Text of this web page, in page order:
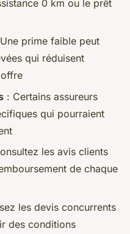
0 km ou le prêt
prime faible peut
qui réduisent
: Certains assureurs
qui pourraient
les avis clients
de chaque
les devis concurrents
des conditions